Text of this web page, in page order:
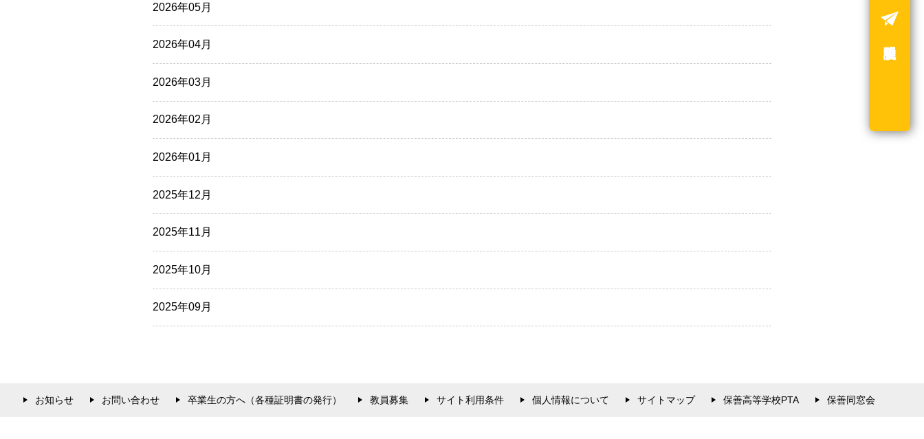
2026年05月
2026年04月
2026年03月
2026年02月
2026年01月
2025年12月
2025年11月
2025年10月
2025年09月
お知らせ お問い合わせ 卒業生の方へ（各種証明書の発行） 教員募集 サイト利用条件 個人情報について サイトマップ 保善高等学校PTA 保善同窓会